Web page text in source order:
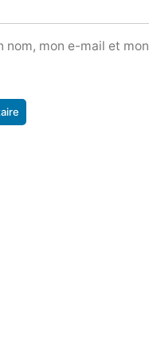
nom, mon e-mail et